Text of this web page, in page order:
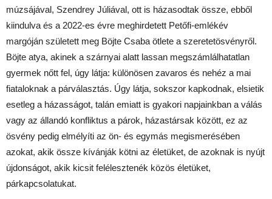
múzsájával, Szendrey Júliával, ott is házasodtak össze, ebből
kiindulva és a 2022-es évre meghirdetett Petőfi-emlékév
margóján született meg Böjte Csaba ötlete a szeretetösvényről.
Böjte atya, akinek a szárnyai alatt lassan megszámlálhatatlan
gyermek nőtt fel, úgy látja: különösen zavaros és nehéz a mai
fiataloknak a párválasztás. Úgy látja, sokszor kapkodnak, elsietik
esetleg a házasságot, talán emiatt is gyakori napjainkban a válás
vagy az állandó konfliktus a párok, házastársak között, ez az
ösvény pedig elmélyíti az ön- és egymás megismerésében
azokat, akik össze kívánják kötni az életüket, de azoknak is nyújt
újdonságot, akik kicsit felélesztenék közös életüket,
párkapcsolatukat.